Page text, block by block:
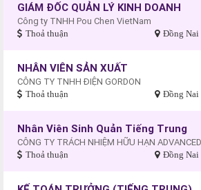
GIÁM ĐỐC QUẢN LÝ KINH DOANH
Công ty TNHH Pou Chen VietNam
Thoả thuận Đồng Nai
NHÂN VIÊN SẢN XUẤT
CÔNG TY TNHH ĐIỆN GORDON
Thoả thuận Đồng Nai
Nhân Viên Sinh Quản Tiếng Trung
Thoả thuận Đồng Nai